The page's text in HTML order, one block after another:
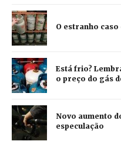
O estranho
Está frio?
o preço do gás
Novo aumento
especulação